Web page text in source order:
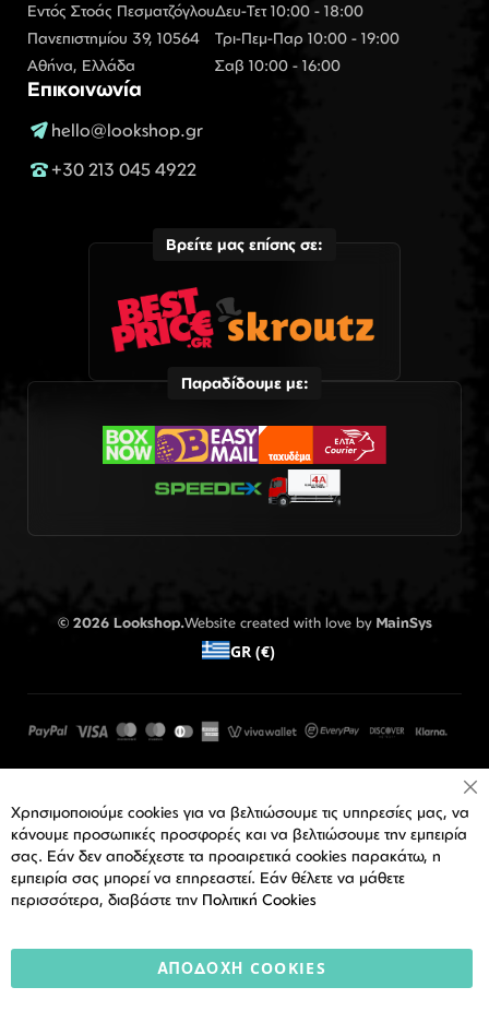
Εντός Στοάς Πεσματζόγλου
Πανεπιστημίου 39, 10564
Αθήνα, Ελλάδα
Δευ-Τετ 10:00 - 18:00
Τρι-Πεμ-Παρ 10:00 - 19:00
Σαβ 10:00 - 16:00
Επικοινωνία
hello@lookshop.gr
+30 213 045 4922
Βρείτε μας επίσης σε:
Παραδίδουμε με:
© 2026 Lookshop.Website created with love by MainSys
GR (€)
Χρησιμοποιούμε cookies για να βελτιώσουμε τις υπηρεσίες μας, να
κάνουμε προσωπικές προσφορές και να βελτιώσουμε την εμπειρία
σας. Εάν δεν αποδέχεστε τα προαιρετικά cookies παρακάτω, η
εμπειρία σας μπορεί να επηρεαστεί. Εάν θέλετε να μάθετε
περισσότερα, διαβάστε την Πολιτική Cookies
ΑΠΟΔΟΧΉ COOKIES